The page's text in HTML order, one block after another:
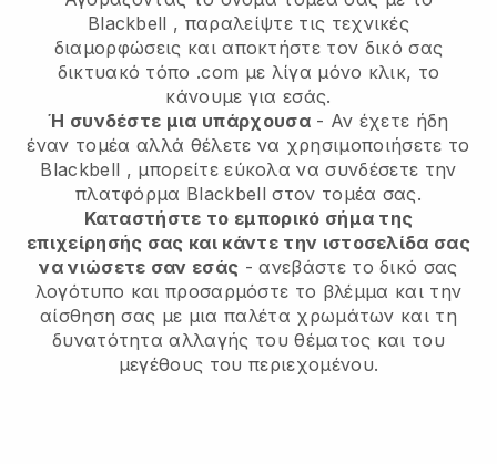
Blackbell , παραλείψτε τις τεχνικές
διαμορφώσεις και αποκτήστε τον δικό σας
δικτυακό τόπο .com με λίγα μόνο κλικ, το
κάνουμε για εσάς.
Ή συνδέστε μια υπάρχουσα- Αν έχετε ήδη
έναν τομέα αλλά θέλετε να χρησιμοποιήσετε το
Blackbell , μπορείτε εύκολα να συνδέσετε την
πλατφόρμα Blackbell στον τομέα σας.
Καταστήστε το εμπορικό σήμα της
επιχείρησής σας και κάντε την ιστοσελίδα σας
να νιώσετε σαν εσάς - ανεβάστε το δικό σας
λογότυπο και προσαρμόστε το βλέμμα και την
αίσθηση σας με μια παλέτα χρωμάτων και τη
δυνατότητα αλλαγής του θέματος και του
μεγέθους του περιεχομένου.